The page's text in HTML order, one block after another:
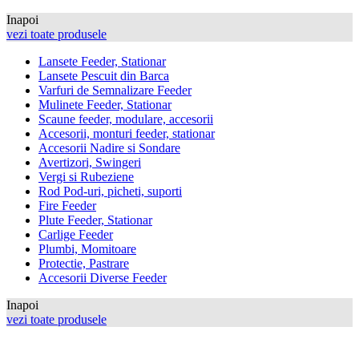
Inapoi
vezi toate produsele
Lansete Feeder, Stationar
Lansete Pescuit din Barca
Varfuri de Semnalizare Feeder
Mulinete Feeder, Stationar
Scaune feeder, modulare, accesorii
Accesorii, monturi feeder, stationar
Accesorii Nadire si Sondare
Avertizori, Swingeri
Vergi si Rubeziene
Rod Pod-uri, picheti, suporti
Fire Feeder
Plute Feeder, Stationar
Carlige Feeder
Plumbi, Momitoare
Protectie, Pastrare
Accesorii Diverse Feeder
Inapoi
vezi toate produsele